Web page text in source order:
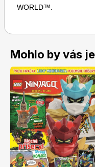
WORLD™.
Mohlo by vás